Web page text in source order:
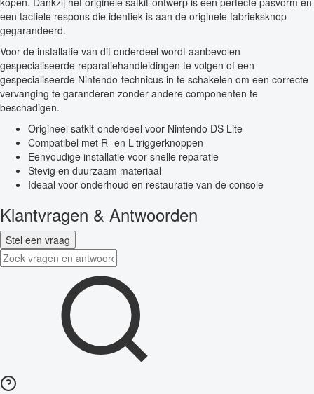
een tactiele respons die identiek is aan de originele fabrieksknop
gegarandeerd.
Voor de installatie van dit onderdeel wordt aanbevolen
gespecialiseerde reparatiehandleidingen te volgen of een
gespecialiseerde Nintendo-technicus in te schakelen om een correcte
vervanging te garanderen zonder andere componenten te
beschadigen.
Origineel satkit-onderdeel voor Nintendo DS Lite
Compatibel met R- en L-triggerknoppen
Eenvoudige installatie voor snelle reparatie
Stevig en duurzaam materiaal
Ideaal voor onderhoud en restauratie van de console
Klantvragen & Antwoorden
Stel een vraag